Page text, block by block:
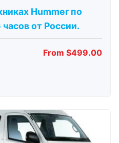
Hummer по
от России.
From $499.00